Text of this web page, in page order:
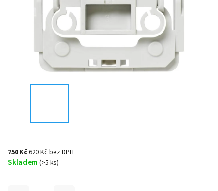
750 Kč620 Kč bez DPH
Skladem (>5 ks)